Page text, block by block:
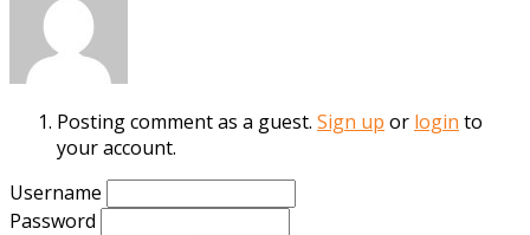
Posting comment as a guest. Sign up or login to
your account.
Username
Password